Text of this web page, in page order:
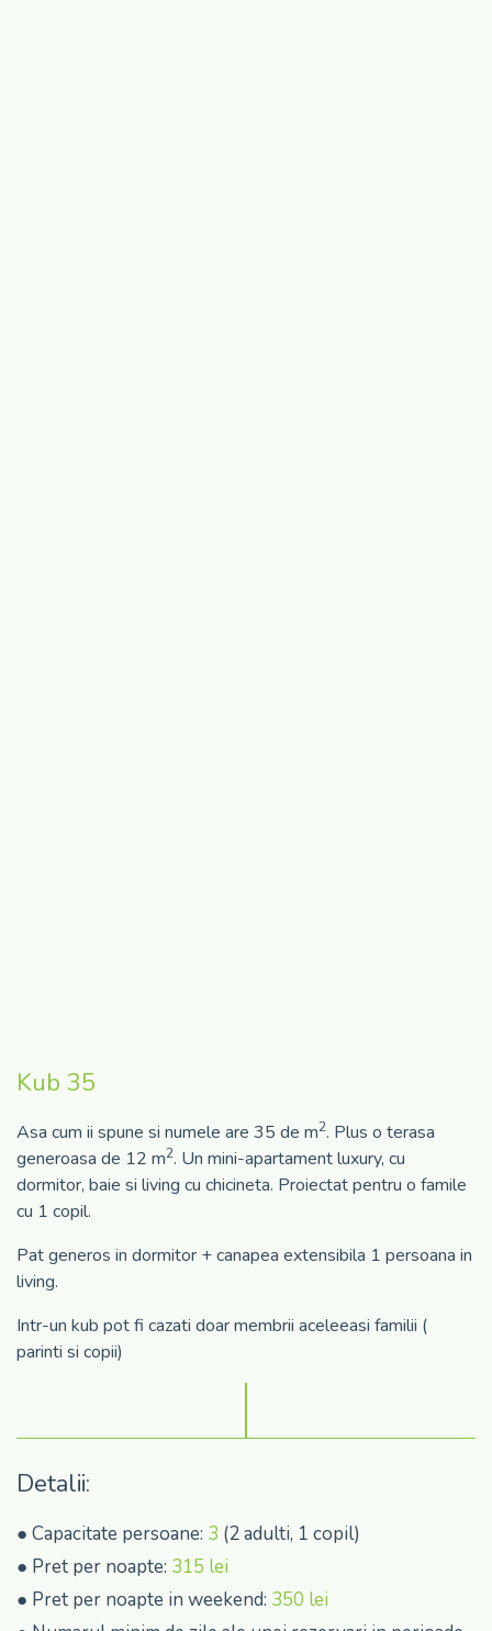
Kub 35
Asa cum ii spune si numele are 35 de m2. Plus o terasa
generoasa de 12 m2. Un mini-apartament luxury, cu
dormitor, baie si living cu chicineta. Proiectat pentru o famile
cu 1 copil.
Pat generos in dormitor + canapea extensibila 1 persoana in
living.
Intr-un kub pot fi cazati doar membrii aceleeasi familii (
parinti si copii)
Detalii:
● Capacitate persoane: 3 (2 adulti, 1 copil)
● Pret per noapte: 315 lei
● Pret per noapte in weekend: 350 lei